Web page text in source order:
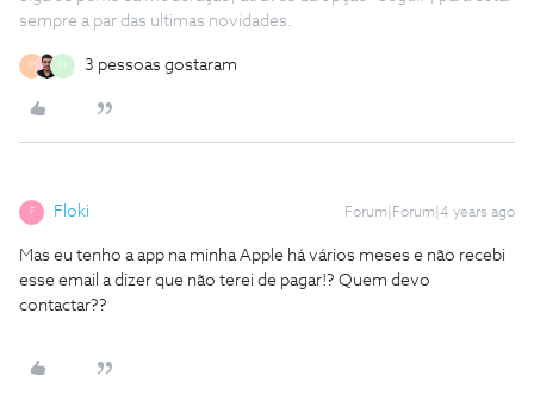
sempre a par das ultimas novidades.
P M 3 pessoas gostaram
F Floki Forum|Forum|4 years ago
Mas eu tenho a app na minha Apple há vários meses e não recebi
esse email a dizer que não terei de pagar!? Quem devo
contactar??